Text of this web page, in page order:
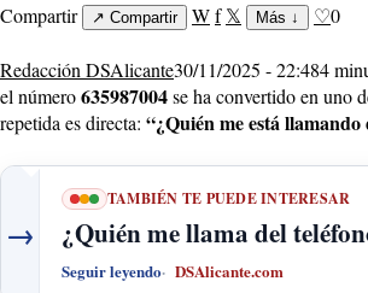
Compartir ↗ Compartir Wf 𝕏 Más ↓ ♡0
Redacción DSAlicante30/11/2025 - 22:484
el número635987004se ha convertido en uno
repetida es directa: “¿Quién me está llamando
→
TAMBIÉN TE PUEDE INTERESAR
¿Quién me llama del
Seguir leyendo DSAlicante.com